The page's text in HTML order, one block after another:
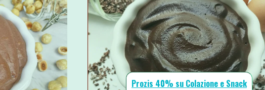
Prozis 40% su Colazione e Snack